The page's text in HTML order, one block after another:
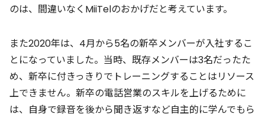
のは、間違いなくMiiTelのおかげだと考えています。
また2020年は、4月から5名の新卒メンバーが入社するこ
とになっていました。当時、既存メンバーは3名だったた
め、新卒に付きっきりでトレーニングすることはリソース
上できません。新卒の電話営業のスキルを上げるために
は、自身で録音を後から聞き返すなど自主的に学んでもら